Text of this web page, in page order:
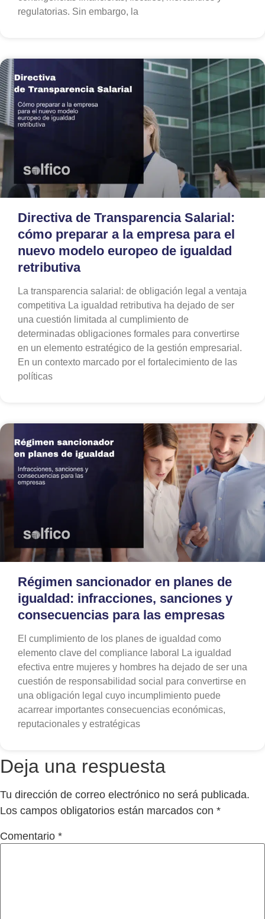
regulatorias. Sin embargo, la
Directiva de Transparencia Salarial:
cómo preparar a la empresa para el
nuevo modelo europeo de igualdad
retributiva
La transparencia salarial: de obligación legal a ventaja
competitiva La igualdad retributiva ha dejado de ser
una cuestión limitada al cumplimiento de
determinadas obligaciones formales para convertirse
en un elemento estratégico de la gestión empresarial.
En un contexto marcado por el fortalecimiento de las
políticas
Régimen sancionador en planes de
igualdad: infracciones, sanciones y
consecuencias para las empresas
El cumplimiento de los planes de igualdad como
elemento clave del compliance laboral La igualdad
efectiva entre mujeres y hombres ha dejado de ser una
cuestión de responsabilidad social para convertirse en
una obligación legal cuyo incumplimiento puede
acarrear importantes consecuencias económicas,
reputacionales y estratégicas
Deja una respuesta
Tu dirección de correo electrónico no será publicada.
Los campos obligatorios están marcados con *
Comentario *